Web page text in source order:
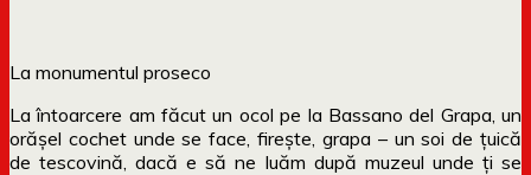
La monumentul proseco
La întoarcere am făcut un ocol pe la Bassano del Grapa, un
orășel cochet unde se face, firește, grapa – un soi de țuică
de tescovină, dacă e să ne luăm după muzeul unde ți se